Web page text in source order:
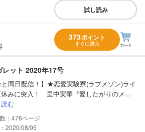
試し読み
373ポイント
すぐに購入
レット 2020年17号
と同日配信！】★恋愛実験寮(ラブメゾン)ライ
休みに突入！ 里中実華『愛したがりのメ...
む
476
2020/08/05